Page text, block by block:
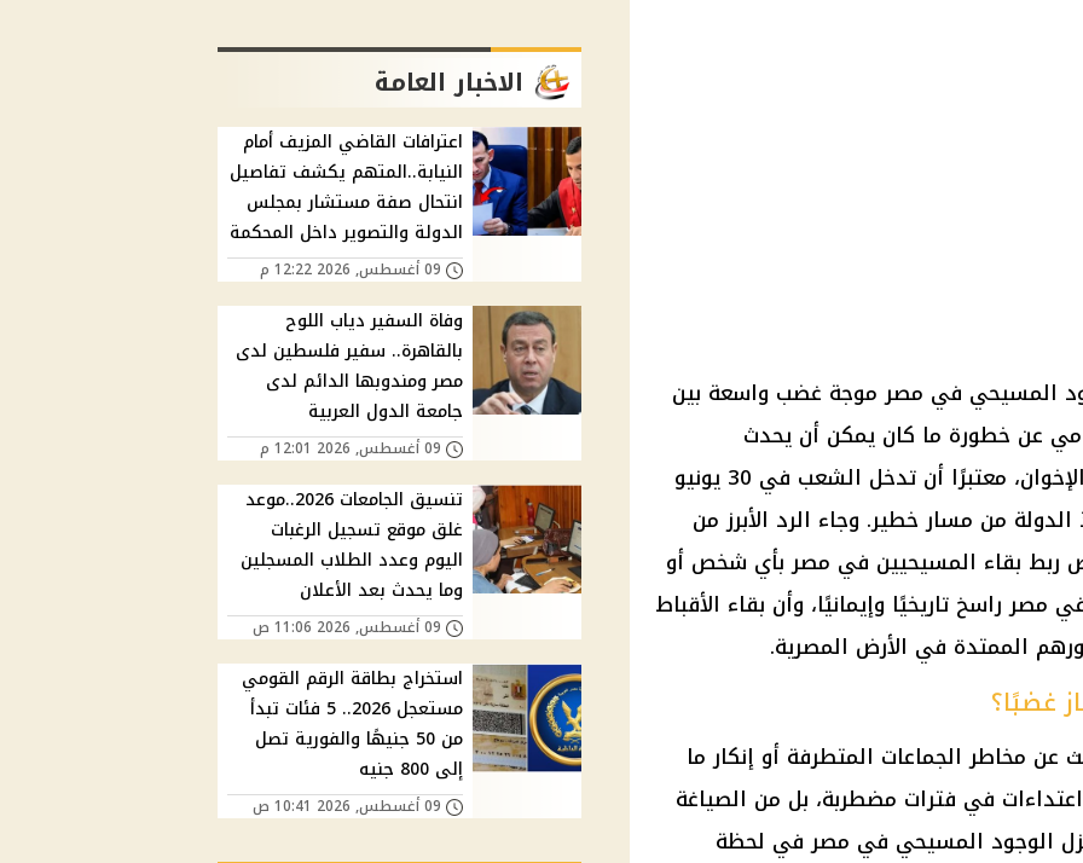
المسيحي في مصر موجة غضب واسعة بين
عن خطورة ما كان يمكن أن يحدث
للمسيحيين في حال استمرار حكم الإخوان، معتبرًا أن تدخل الشعب في 30 يونيو
من مسار خطير. وجاء الرد الأبرز من
ربط بقاء المسيحيين في مصر بأي شخص أو
راسخ تاريخيًا وإيمانيًا، وأن بقاء الأقباط
الممتدة في الأرض المصرية.
غضبًا؟
مخاطر الجماعات المتطرفة أو إنكار ما
في فترات مضطربة، بل من الصياغة
الوجود المسيحي في مصر في لحظة
الاخبار العامة
اعترافات القاضي المزيف أمام
النيابة..المتهم يكشف تفاصيل
انتحال صفة مستشار بمجلس
الدولة والتصوير داخل المحكمة
09 أغسطس, 2026 12:22 م
وفاة السفير دياب اللوح
بالقاهرة.. سفير فلسطين لدى
مصر ومندوبها الدائم لدى
جامعة الدول العربية
09 أغسطس, 2026 12:01 م
تنسيق الجامعات 2026..موعد
غلق موقع تسجيل الرغبات
اليوم وعدد الطلاب المسجلين
وما يحدث بعد الأعلان
09 أغسطس, 2026 11:06 ص
استخراج بطاقة الرقم القومي
مستعجل 2026.. 5 فئات تبدأ
من 50 جنيهًا والفورية تصل
إلى 800 جنيه
09 أغسطس, 2026 10:41 ص